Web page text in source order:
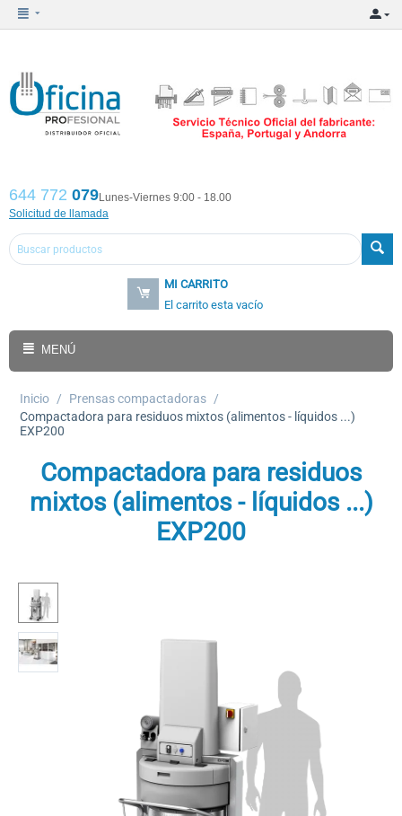
644 772 079Lunes-Viernes 9:00 - 18.00
Solicitud de llamada
MI CARRITO
El carrito esta vacío
MENÚ
Inicio / Prensas compactadoras /
Compactadora para residuos mixtos (alimentos - líquidos ...)
EXP200
Compactadora para residuos
mixtos (alimentos - líquidos ...)
EXP200